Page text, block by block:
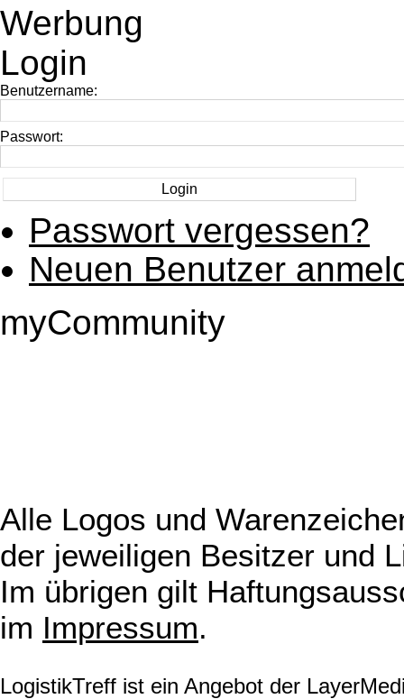
Werbung
Login
Benutzername:
Passwort:
Passwort vergessen?
Neuen Benutzer
myCommunity
Alle Logos und
der jeweiligen Besitzer und
Im übrigen gilt
im Impressum.
LogistikTreff ist ein Angebot der